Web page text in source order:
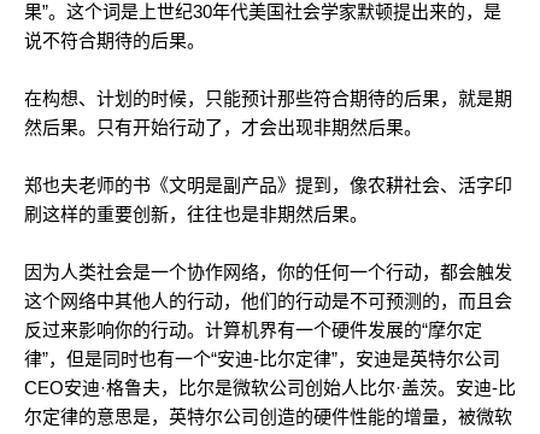
果”。这个词是上世纪30年代美国社会学家默顿提出来的，是
说不符合期待的后果。
在构想、计划的时候，只能预计那些符合期待的后果，就是期
然后果。只有开始行动了，才会出现非期然后果。
郑也夫老师的书《文明是副产品》提到，像农耕社会、活字印
刷这样的重要创新，往往也是非期然后果。
因为人类社会是一个协作网络，你的任何一个行动，都会触发
这个网络中其他人的行动，他们的行动是不可预测的，而且会
反过来影响你的行动。计算机界有一个硬件发展的“摩尔定
律”，但是同时也有一个“安迪-比尔定律”，安迪是英特尔公司
CEO安迪·格鲁夫，比尔是微软公司创始人比尔·盖茨。安迪-比
尔定律的意思是，英特尔公司创造的硬件性能的增量，被微软